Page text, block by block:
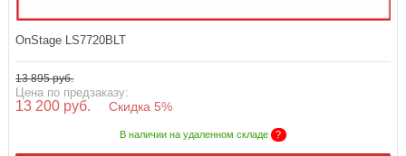
OnStage LS7720BLT
13 895 руб.
Цена по предзаказу:
13 200 руб. Скидка 5%
В наличии на удаленном складе ?